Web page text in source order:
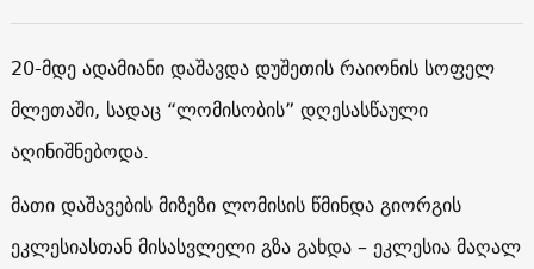
20-მდე ადამიანი დაშავდა დუშეთის რაიონის სოფელ
მლეთაში, სადაც “ლომისობის” დღესასწაული
აღინიშნებოდა.
მათი დაშავების მიზეზი ლომისის წმინდა გიორგის
ეკლესიასთან მისასვლელი გზა გახდა – ეკლესია მაღალ